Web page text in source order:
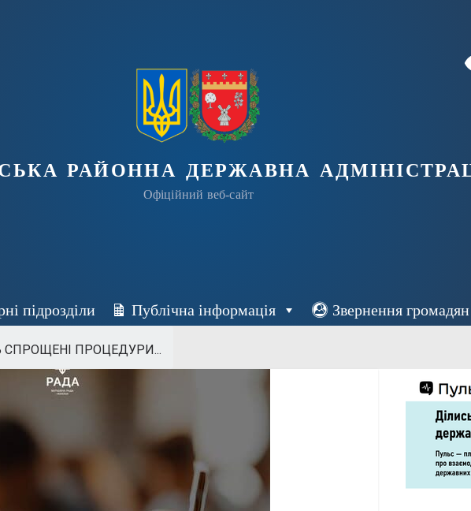
районна державна
Офіційний веб-сайт
підрозділи Публічна інформація Звернення громадян
СПРОЩЕНІ ПРОЦЕДУРИ...